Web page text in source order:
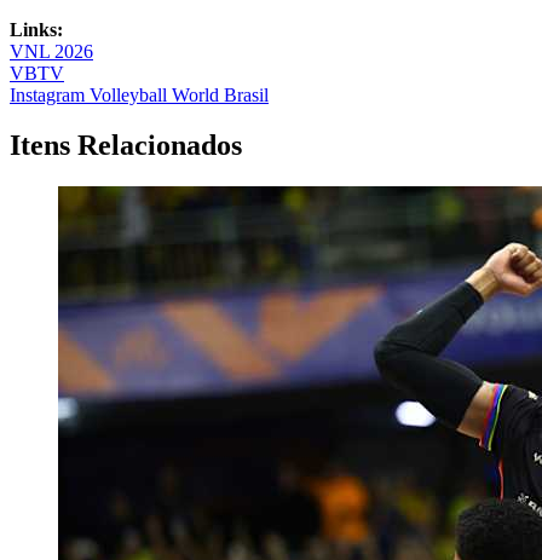
Links:
VNL 2026
VBTV
Instagram Volleyball World Brasil
Itens Relacionados